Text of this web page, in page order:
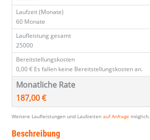
Laufzeit (Monate)
60 Monate
Laufleistung gesamt
25000
Bereitstellungskosten
0,00 € Es fallen keine Bereitstellungskosten an.
Monatliche Rate
187,00 €
Weitere Laufleistungen und Laufzeiten auf Anfrage möglich.
Beschreibung